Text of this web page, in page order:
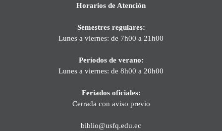
Horarios de Atención
Semestres regulares:
Lunes a viernes: de 7h00 a 21h00
Períodos de verano:
Lunes a viernes: de 8h00 a 20h00
Feriados oficiales:
Cerrada con aviso previo
biblio@usfq.edu.ec